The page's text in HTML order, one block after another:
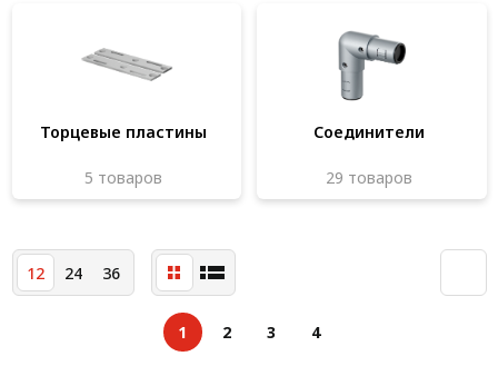
Алюминиевые промышленные ограждения
Алюминиевая промышленная мебель
Радиаторный алюминиевый профиль NEW!
Лист алюминиевый
Метрический крепеж
Конструкции из профиля
Торцевые пластины
5 товаров
Соединители
29 товаров
12 24 36
1 2 3 4